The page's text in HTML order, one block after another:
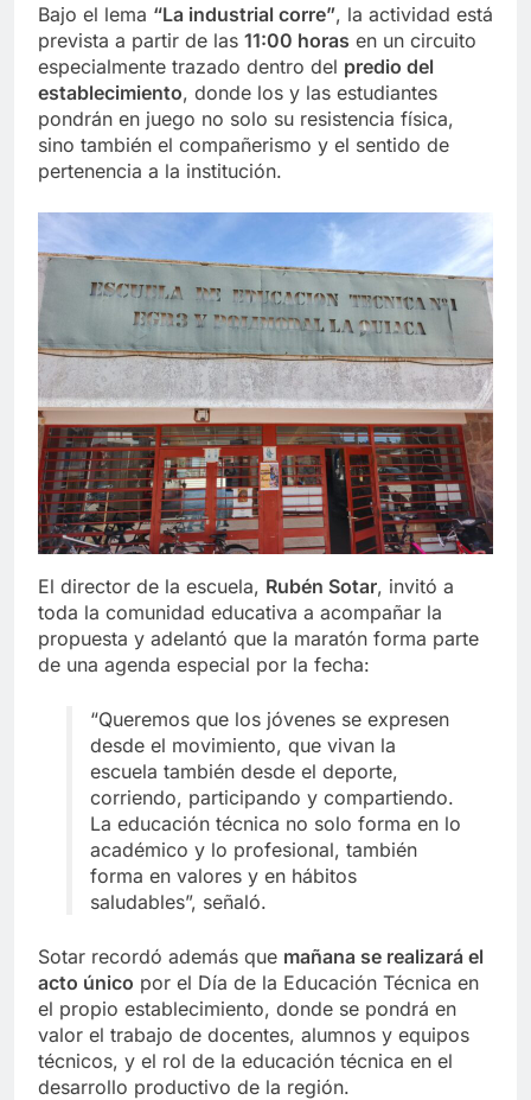
Bajo el lema “La industrial corre”, la actividad está
prevista a partir de las 11:00 horas en un circuito
especialmente trazado dentro del predio del
establecimiento, donde los y las estudiantes
pondrán en juego no solo su resistencia física,
sino también el compañerismo y el sentido de
pertenencia a la institución.
El director de la escuela, Rubén Sotar, invitó a
toda la comunidad educativa a acompañar la
propuesta y adelantó que la maratón forma parte
de una agenda especial por la fecha:
“Queremos que los jóvenes se expresen
desde el movimiento, que vivan la
escuela también desde el deporte,
corriendo, participando y compartiendo.
La educación técnica no solo forma en lo
académico y lo profesional, también
forma en valores y en hábitos
saludables”, señaló.
Sotar recordó además que mañana se realizará el
acto único por el Día de la Educación Técnica en
el propio establecimiento, donde se pondrá en
valor el trabajo de docentes, alumnos y equipos
técnicos, y el rol de la educación técnica en el
desarrollo productivo de la región.